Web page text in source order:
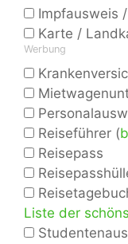
Impfausweis
Karte /
Werbung
Reiseführer (
Reisepass
Liste der